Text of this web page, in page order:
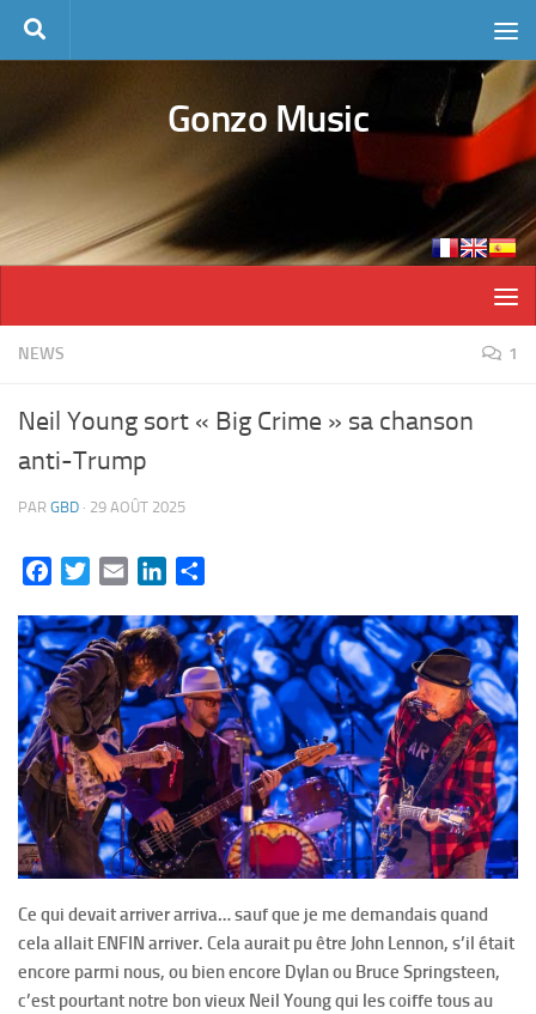
Skip to content
Gonzo Music
NEWS 1
Neil Young sort « Big Crime » sa chanson
anti-Trump
PAR GBD · 29 AOÛT 2025
FacebookTwitterEmail LinkedIn
Ce qui devait arriver arriva… sauf que je me demandais quand
cela allait ENFIN arriver. Cela aurait pu être John Lennon, s’il était
encore parmi nous, ou bien encore Dylan ou Bruce Springsteen,
c’est pourtant notre bon vieux Neil Young qui les coiffe tous au